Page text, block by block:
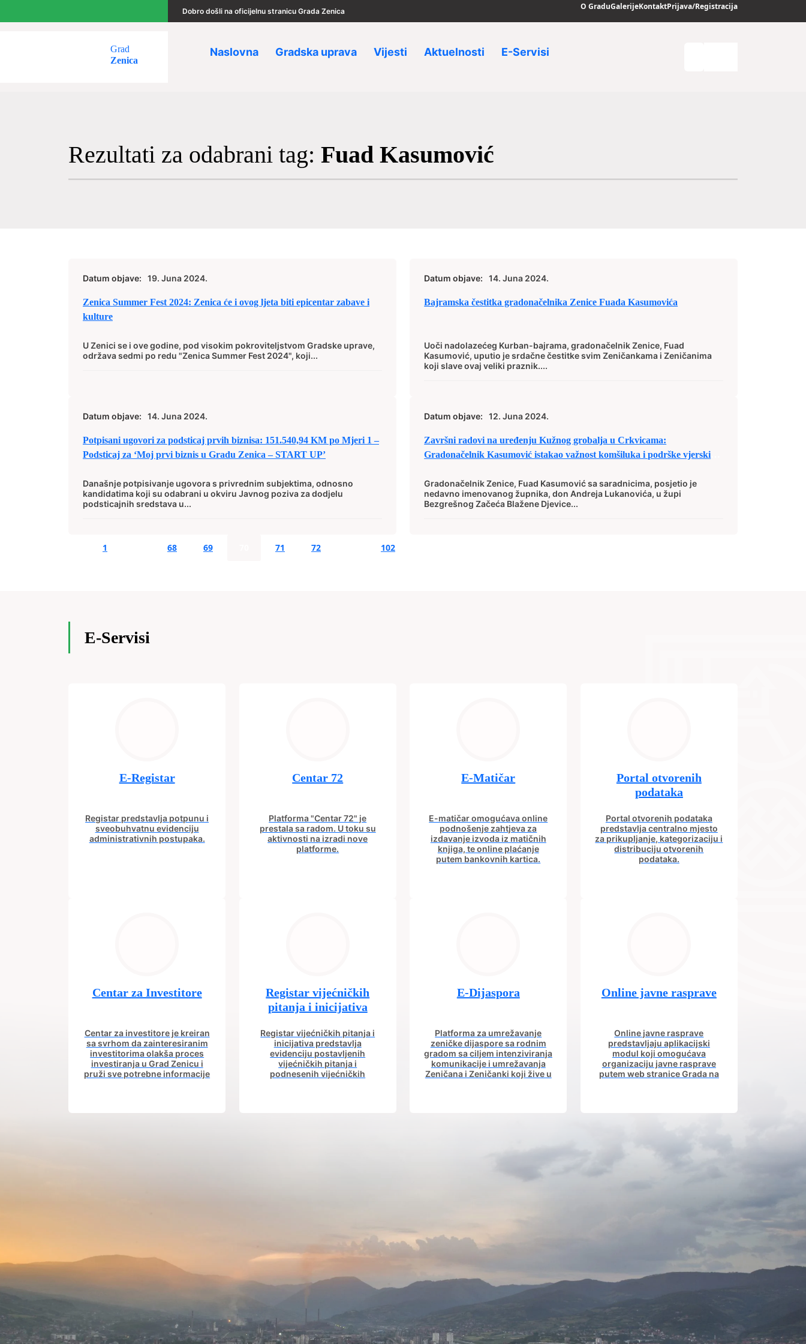
Dobro došli na oficijelnu stranicu Grada Zenica O GraduGalerijeKontaktPrijava/Registracija
Grad
Zenica
Naslovna Gradska uprava Vijesti Aktuelnosti E-Servisi
Rezultati za odabrani tag: Fuad Kasumović
Datum objave: 19. Juna 2024.
Zenica Summer Fest 2024: Zenica će i ovog ljeta biti epicentar zabave i
kulture
U Zenici se i ove godine, pod visokim pokroviteljstvom Gradske uprave,
održava sedmi po redu "Zenica Summer Fest 2024", koji...
Datum objave: 14. Juna 2024.
Bajramska čestitka gradonačelnika Zenice Fuada Kasumovića
Uoči nadolazećeg Kurban-bajrama, gradonačelnik Zenice, Fuad
Kasumović, uputio je srdačne čestitke svim Zeničankama i Zeničanima
koji slave ovaj veliki praznik....
Datum objave: 14. Juna 2024.
Potpisani ugovori za podsticaj prvih biznisa: 151.540,94 KM po Mjeri 1 –
Podsticaj za ‘Moj prvi biznis u Gradu Zenica – START UP’
Današnje potpisivanje ugovora s privrednim subjektima, odnosno
kandidatima koji su odabrani u okviru Javnog poziva za dodjelu
podsticajnih sredstava u...
Datum objave: 12. Juna 2024.
Završni radovi na uređenju Kužnog grobalja u Crkvicama:
Gradonačelnik Kasumović istakao važnost komšiluka i podrške vjerskim
Gradonačelnik Zenice, Fuad Kasumović sa saradnicima, posjetio je
nedavno imenovanog župnika, don Andreja Lukanovića, u župi
Bezgrešnog Začeća Blažene Djevice...
1 68 69 71 72 102
E-Servisi
E-Registar
Registar predstavlja potpunu i
sveobuhvatnu evidenciju
administrativnih postupaka.
Centar 72
Platforma "Centar 72" je
prestala sa radom. U toku su
aktivnosti na izradi nove
platforme.
E-Matičar
E-matičar omogućava online
podnošenje zahtjeva za
izdavanje izvoda iz matičnih
knjiga, te online plaćanje
putem bankovnih kartica.
Portal otvorenih
podataka
Portal otvorenih podataka
predstavlja centralno mjesto
za prikupljanje, kategorizaciju i
distribuciju otvorenih
podataka.
Centar za Investitore
Centar za investitore je kreiran
sa svrhom da zainteresiranim
investitorima olakša proces
investiranja u Grad Zenicu i
pruži sve potrebne informacije
Registar vijećničkih
pitanja i inicijativa
Registar vijećničkih pitanja i
inicijativa predstavlja
evidenciju postavljenih
vijećničkih pitanja i
podnesenih vijećničkih
E-Dijaspora
Platforma za umrežavanje
zeničke dijaspore sa rodnim
gradom sa ciljem intenziviranja
komunikacije i umrežavanja
Zeničana i Zeničanki koji žive u
Online javne rasprave
Online javne rasprave
predstavljaju aplikacijski
modul koji omogućava
organizaciju javne rasprave
putem web stranice Grada na